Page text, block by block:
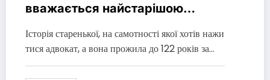
вважається найстарішою
жив
Історія старенької, на самотності якої хотів нажи
тися адвокат, а вона прожила до 122 років за…